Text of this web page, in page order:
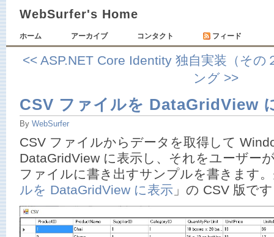
WebSurfer's Home
ホーム アーカイブ コンタクト フィード
<< ASP.NET Core Identity 独自実装（その
ング >>
CSV ファイルを DataGridView
By WebSurfer
CSV ファイルからデータを取得して
DataGridView に表示し、それをユーザー
ファイルに書き出すサンプルを書きます
ルを DataGridView に表示 」の CSV 版で